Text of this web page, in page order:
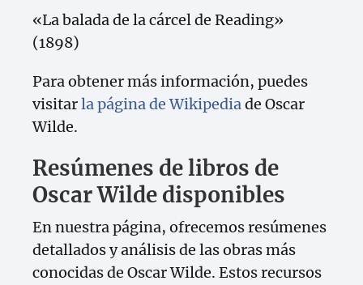
«La balada de la cárcel de Reading»
(1898)
Para obtener más información, puedes
visitarla página de Wikipediade Oscar
Wilde.
Resúmenes de libros de
Oscar Wilde disponibles
En nuestra página, ofrecemos resúmenes
detallados y análisis de las obras más
conocidas de Oscar Wilde. Estos recursos